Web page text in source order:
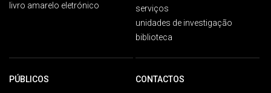
livro amarelo eletrónico
serviços
unidades de investigação
biblioteca
PÚBLICOS CONTACTOS